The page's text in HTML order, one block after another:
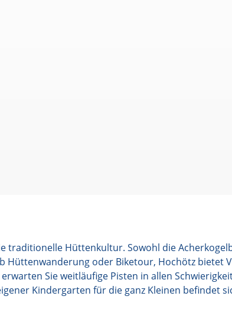
traditionelle Hüttenkultur. Sowohl die
Hüttenwanderung oder Biketour, Hochötz bietet
Sie weitläufige Pisten in allen
Kindergarten für die ganz Kleinen befindet